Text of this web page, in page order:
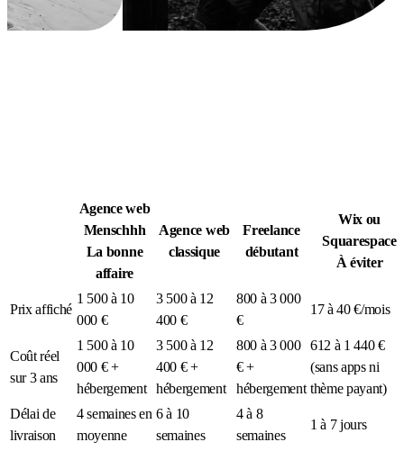
Agence web
Menschhh
La bonne
affaire
Agence web
classique
Freelance
débutant
Wix ou
Squarespace
À éviter
Prix affiché
1 500 à 10
000 €
3 500 à 12
400 €
800 à 3 000
€
17 à 40 €/mois
Coût réel
sur 3 ans
1 500 à 10
000 € +
hébergement
3 500 à 12
400 € +
hébergement
800 à 3 000
€ +
hébergement
612 à 1 440 €
(sans apps ni
thème payant)
Délai de
livraison
4 semaines en
moyenne
6 à 10
semaines
4 à 8
semaines
1 à 7 jours